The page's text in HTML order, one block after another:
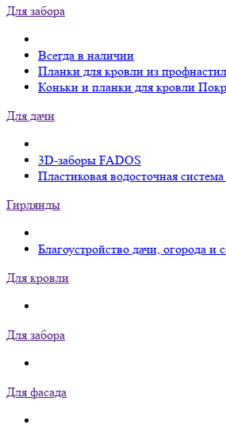
Для забора
Всегда в наличии
Планки для кровли из
Коньки и планки для кровли
Для дачи
3D-заборы FADOS
Пластиковая водосточная
Гирлянды
Благоустройство дачи, огорода и
Для кровли
Для забора
Для фасада